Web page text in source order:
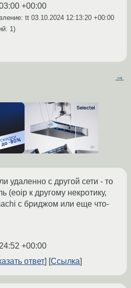
+00:00
tt 03.10.2024 12:13:20 +00:00
1)
→
удаленно с другой сети - то
(eoip к другому некротику,
с бриджом или еще что-
+00:00
ответ Ссылка